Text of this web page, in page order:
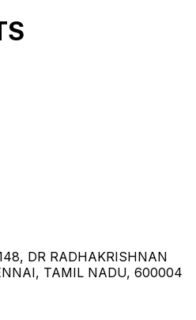
DR RADHAKRISHNAN
TAMIL NADU, 600004